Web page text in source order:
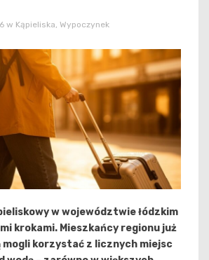
w Kąpieliska Wypoczynek
w województwie łódzkim
krokami. Mieszkańcy regionu już
mogli korzystać z licznych miejsc